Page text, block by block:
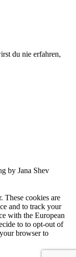
du nie erfahren,
by Jana Shev
These cookies are
and to track your
with the European
to to opt-out of
browser to